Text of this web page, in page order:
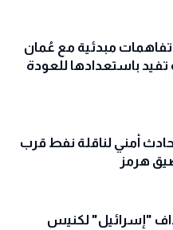
مبدئية مع عُمان
باستعدادها للعودة
أمني لناقلة نفط قرب
هرمز
"إسرائيل" لكنيس